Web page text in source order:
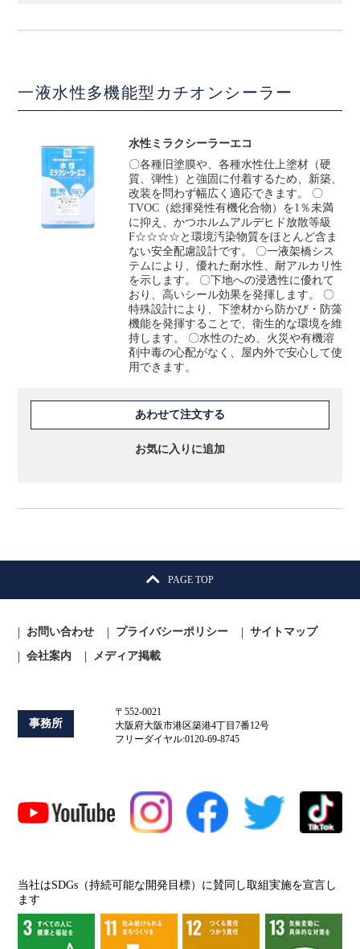
一液水性多機能型カチオンシーラー
水性ミラクシーラーエコ
〇各種旧塗膜や、各種水性仕上塗材（硬
質、弾性）と強固に付着するため、新築、
改装を問わず幅広く適応できます。 〇
TVOC（総揮発性有機化合物）を1％未満
に抑え、かつホルムアルデヒド放散等級
F☆☆☆☆と環境汚染物質をほとんど含ま
ない安全配慮設計です。 ­〇一液架橋シス
テムにより、優れた耐水性、耐アルカリ性
を示します。 ­〇下地への浸透性に優れて
おり、高いシール効果を発揮します。 ­〇
特殊設計により、下塗材から防かび・防藻
機能を発揮することで、衛生的な環境を維
持します。 ­〇水性のため、火災や有機溶
剤中毒の心配がなく、屋内外で安心して使
用できます。
あわせて注文する
お気に入りに追加
PAGE TOP
お問い合わせ プライバシーポリシー
サイトマップ
会社案内
メディア掲載
事務所
〒552-0021
大阪府大阪市港区築港4丁目7番12号
フリーダイヤル:0120-69-8745
当社はSDGs（持続可能な開発目標）に賛同し取組実施を宣言し
ます